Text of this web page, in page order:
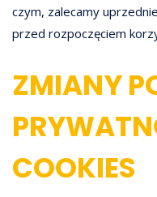
czym, zalecamy
przed rozpoczęciem
ZMIANY
COOKIES